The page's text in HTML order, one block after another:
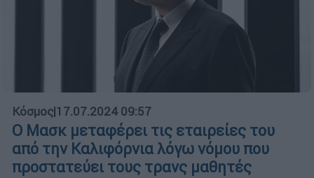
Κόσμος|17.07.2024 09:57
Ο Μασκ μεταφέρει τις εταιρείες του
από την Καλιφόρνια λόγω νόμου που
προστατεύει τους τρανς μαθητές